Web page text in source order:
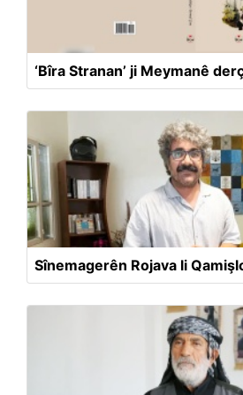
‘Bîra Stranan’ ji Meymanê
Sînemagerên Rojava li